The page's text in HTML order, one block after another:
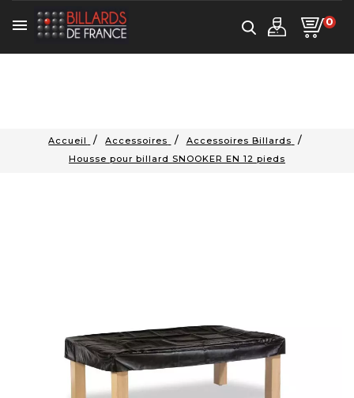
 0
Accueil Accessoires
Accessoires Billards
Housse pour billard SNOOKER EN 12 pieds